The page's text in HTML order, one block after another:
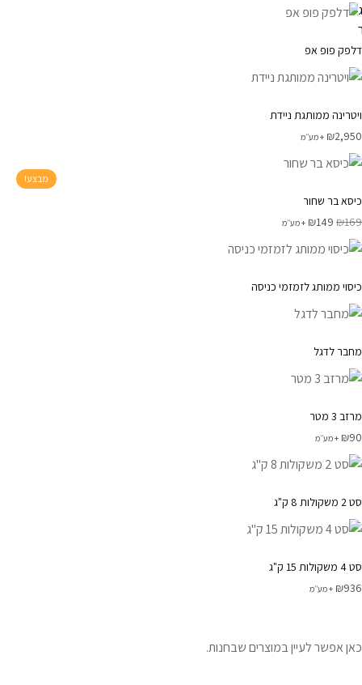
דלפק פופ אפ
ויטרינה ממותגת ניידת
₪2,950 + מע׳׳מ
מבצע!
כיסא בר שחור
₪169
₪149 + מע׳׳מ
כיסוי ממותג לזמזמי כניסה
מחבר לדגל
מרזב 3 מטר
₪90 + מע׳׳מ
סט 2 משקולות 8 ק"ג
סט 4 משקולות 15 ק"ג
₪936 + מע׳׳מ
כאן אפשר לעיין במוצרים שבחנות.